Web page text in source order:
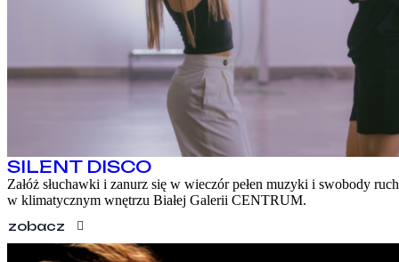
SILENT DISCO
Załóż słuchawki i zanurz się w wieczór pełen muzyki i swobody
w klimatycznym wnętrzu Białej Galerii CENTRUM.
zobacz